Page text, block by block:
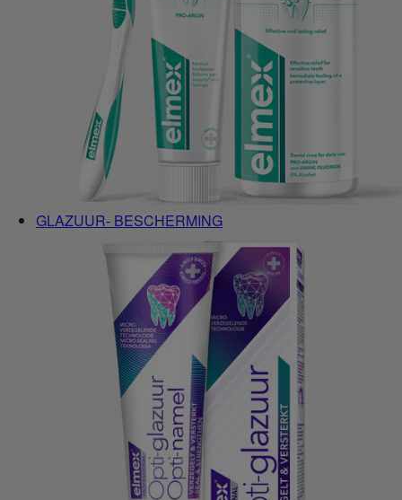
GLAZUUR- BESCHERMING